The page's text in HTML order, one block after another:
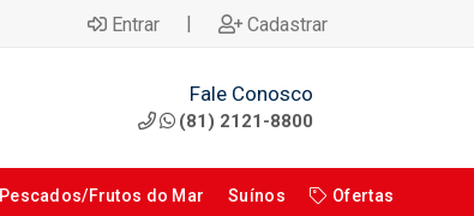
Entrar | Cadastrar
Fale Conosco
(81) 2121-8800
Pescados/Frutos do Mar Suínos Ofertas